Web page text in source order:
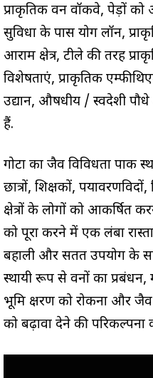
प्राकृतिक वन वॉकवे, पेड़ों
सुविधा के पास योग लॉन,
आराम क्षेत्र, टीले की तरह
विशेषताएं, प्राकृतिक
उद्यान, औषधीय / स्वदेशी
हैं.
गोटा का जैव विविधता पार्क
छात्रों, शिक्षकों,
क्षेत्रों के लोगों को आकर्षित
को पूरा करने में एक लंबा
बहाली और सतत उपयोग के
स्थायी रूप से वनों का
भूमि क्षरण को रोकना और
को बढ़ावा देने की परिकल्पना